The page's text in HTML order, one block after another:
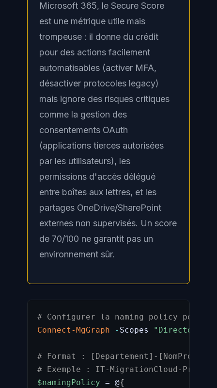
Microsoft 365, le Secure Score
est une métrique utile mais
trompeuse : il donne du crédit
pour des actions facilement
automatisables (activer MFA,
désactiver protocoles legacy)
mais ignore des risques critiques
comme la gestion des
consentements OAuth
(applications tierces autorisées
par les utilisateurs), les
permissions d'accès délégué
entre boîtes aux lettres, et les
partages OneDrive/SharePoint
externes non supervisés. Un score
de 70/100 ne garantit pas un
environnement sûr.
# Configurer la naming policy pour
Connect-MgGraph
- Scopes
# Format : [Departement]-
# Exemple : IT-MigrationCloud-Projet,
$namingPolicy = @{